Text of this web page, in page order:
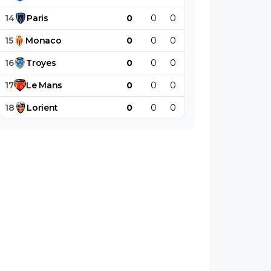
14 Paris 0 0 0
15 Monaco 0 0 0
16 Troyes 0 0 0
17 Le Mans 0 0 0
18 Lorient 0 0 0